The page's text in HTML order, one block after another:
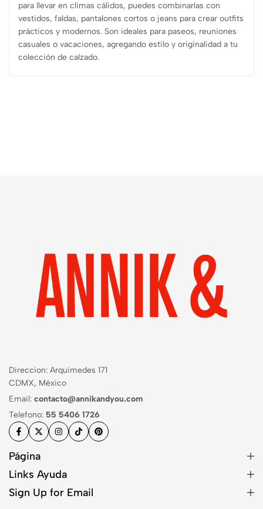
para llevar en climas cálidos, puedes combinarlas con
vestidos, faldas, pantalones cortos o jeans para crear outfits
prácticos y modernos. Son ideales para paseos, reuniones
casuales o vacaciones, agregando estilo y originalidad a tu
colección de calzado.
Direccion: Arquimedes 171
CDMX, México
Email: contacto@annikandyou.com
Telefono: 55 5406 1726
Página
Links Ayuda
Sign Up for Email